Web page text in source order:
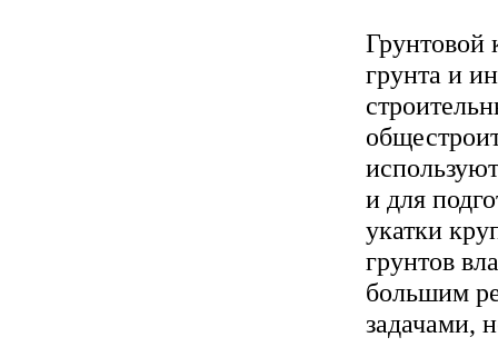
грунта и
и для
укатки
грунтов
большим
задачами,